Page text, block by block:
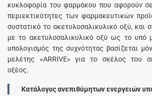
κυκλοφορία του φαρμάκου που αφορούν
περιεκτικότητες των φαρμακευτικών
συστατικό το ακετυλοσαλικυλικό οξύ, και
με το ακετυλοσαλικυλικό οξύ ως το υπό
υπολογισμός της συχνότητας βασίζεται
μελέτης «ARRIVE» για το σκέλος του
οξέος.
Κατάλογος ανεπιθύμητων ενεργειών